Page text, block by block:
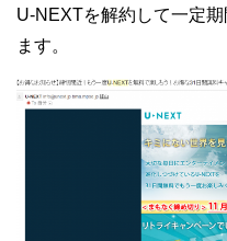
U-NEXTを解約して一定
ます。